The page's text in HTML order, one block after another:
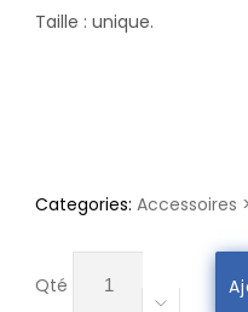
Taille : unique.
Categories: Accessoires >
Qté